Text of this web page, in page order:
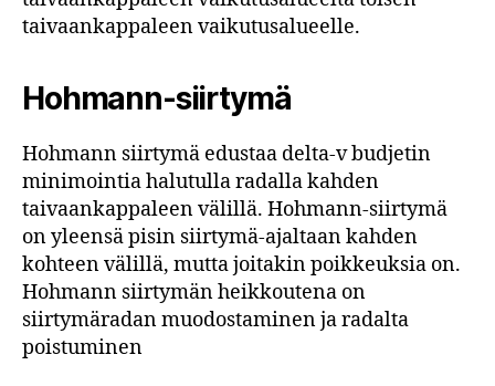
taivaankappaleen vaikutusalueelle.
Hohmann-siirtymä
Hohmann siirtymä edustaa delta-v budjetin
minimointia halutulla radalla kahden
taivaankappaleen välillä. Hohmann-siirtymä
on yleensä pisin siirtymä-ajaltaan kahden
kohteen välillä, mutta joitakin poikkeuksia on.
Hohmann siirtymän heikkoutena on
siirtymäradan muodostaminen ja radalta
poistuminen